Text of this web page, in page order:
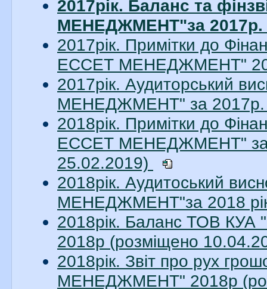
2017рік. Баланс та
МЕНЕДЖМЕНТ"за 2017р.
2017рік. Примітки до
ЕССЕТ МЕНЕДЖМЕНТ"
2017рік. Аудиторський
МЕНЕДЖМЕНТ" за 2017р.
2018рік. Примітки до
ЕССЕТ МЕНЕДЖМЕНТ" за
25.02.2019)
2018рік. Аудитоський
МЕНЕДЖМЕНТ"за 2018
2018рік. Баланс ТОВ
2018р (розміщено
2018рік. Звіт про рух
МЕНЕДЖМЕНТ" 2018р